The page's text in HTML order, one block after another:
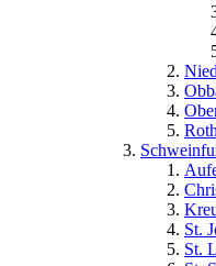
St.
St.